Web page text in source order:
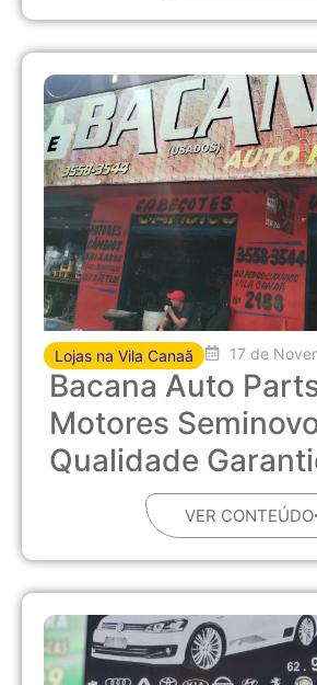
Lojas na Vila Canaã 17 de
Bacana Auto
Motores
Qualidade
VER CONTEÚDO